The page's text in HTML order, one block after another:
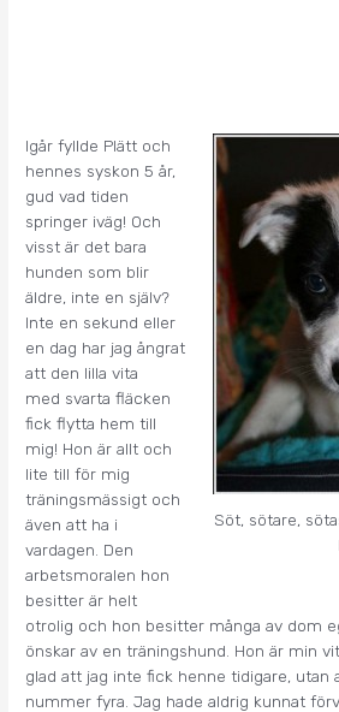
Söt, sötare,
Igår fyllde Plätt och
hennes syskon 5 år,
gud vad tiden
springer iväg! Och
visst är det bara
hunden som blir
äldre, inte en själv?
Inte en sekund eller
en dag har jag ångrat
att den lilla vita
med svarta fläcken
fick flytta hem till
mig! Hon är allt och
lite till för mig
träningsmässigt och
även att ha i
vardagen. Den
arbetsmoralen hon
besitter är helt
otrolig och hon besitter många av dom
önskar av en träningshund. Hon är min
glad att jag inte fick henne tidigare, utan
nummer fyra. Jag hade aldrig kunnat